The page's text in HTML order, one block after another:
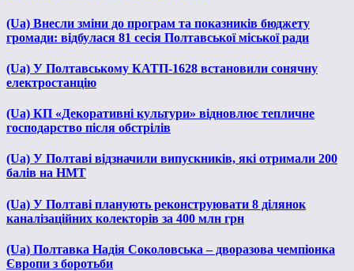
(Ua) Внесли зміни до програм та показників бюджету
громади: відбулася 81 сесія Полтавської міської ради
(Ua) У Полтавському КАТП-1628 встановили сонячну
електростанцію
(Ua) КП «Декоративні культури» відновлює тепличне
господарство після обстрілів
(Ua) У Полтаві відзначили випускників, які отримали 200
балів на НМТ
(Ua) У Полтаві планують реконструювати 8 ділянок
каналізаційних колекторів за 400 млн грн
(Ua) Полтавка Надія Соколовська – дворазова чемпіонка
Європи з боротьби